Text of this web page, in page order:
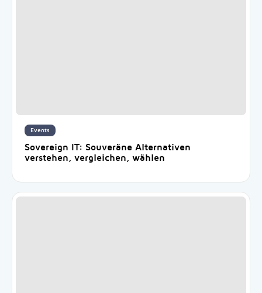
Events
Sovereign IT: Souveräne Alternativen
verstehen, vergleichen, wählen